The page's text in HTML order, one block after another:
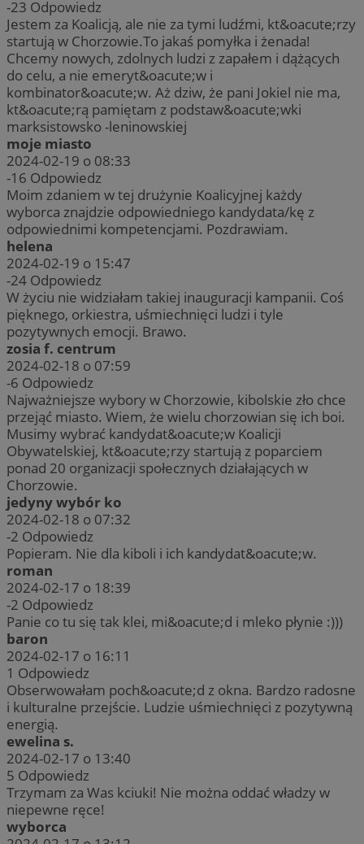
-23 Odpowiedz
Jestem za Koalicją, ale nie za tymi ludźmi, kt&oacute;rzy
startują w Chorzowie.To jakaś pomyłka i żenada!
Chcemy nowych, zdolnych ludzi z zapałem i dążących
do celu, a nie emeryt&oacute;w i
kombinator&oacute;w. Aż dziw, że pani Jokiel nie ma,
kt&oacute;rą pamiętam z podstaw&oacute;wki
marksistowsko -leninowskiej
moje miasto
2024-02-19 o 08:33
-16 Odpowiedz
Moim zdaniem w tej drużynie Koalicyjnej każdy
wyborca znajdzie odpowiedniego kandydata/kę z
odpowiednimi kompetencjami. Pozdrawiam.
helena
2024-02-19 o 15:47
-24 Odpowiedz
W życiu nie widziałam takiej inauguracji kampanii. Coś
pięknego, orkiestra, uśmiechnięci ludzi i tyle
pozytywnych emocji. Brawo.
zosia f. centrum
2024-02-18 o 07:59
-6 Odpowiedz
Najważniejsze wybory w Chorzowie, kibolskie zło chce
przejąć miasto. Wiem, że wielu chorzowian się ich boi.
Musimy wybrać kandydat&oacute;w Koalicji
Obywatelskiej, kt&oacute;rzy startują z poparciem
ponad 20 organizacji społecznych działających w
Chorzowie.
jedyny wybór ko
2024-02-18 o 07:32
-2 Odpowiedz
Popieram. Nie dla kiboli i ich kandydat&oacute;w.
roman
2024-02-17 o 18:39
-2 Odpowiedz
Panie co tu się tak klei, mi&oacute;d i mleko płynie :)))
baron
2024-02-17 o 16:11
1 Odpowiedz
Obserwowałam poch&oacute;d z okna. Bardzo radosne
i kulturalne przejście. Ludzie uśmiechnięci z pozytywną
energią.
ewelina s.
2024-02-17 o 13:40
5 Odpowiedz
Trzymam za Was kciuki! Nie można oddać władzy w
niepewne ręce!
wyborca